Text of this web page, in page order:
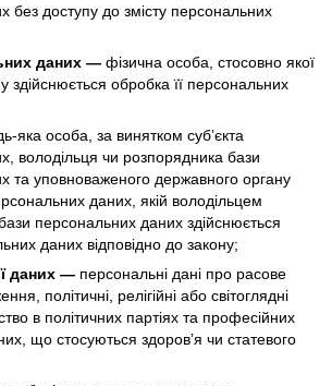
без доступу до змісту персональних
даних — фізична особа, стосовно якої
здійснюється обробка її персональних
яка особа, за винятком суб’єкта
володільця чи розпорядника бази
та уповноваженого державного органу
даних, якій володільцем
персональних даних здійснюється
даних відповідно до закону;
даних — персональні дані про расове
політичні, релігійні або світоглядні
в політичних партіях та професійних
що стосуються здоров’я чи статевого